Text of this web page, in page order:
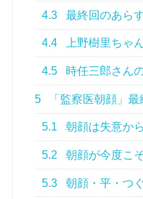
4.3 最終回のあら
4.4 上野樹里ちゃ
4.5 時任三郎さん
5 「監察医朝顔」
5.1 朝顔は失意か
5.2 朝顔が今度こ
5.3 朝顔・平・つ